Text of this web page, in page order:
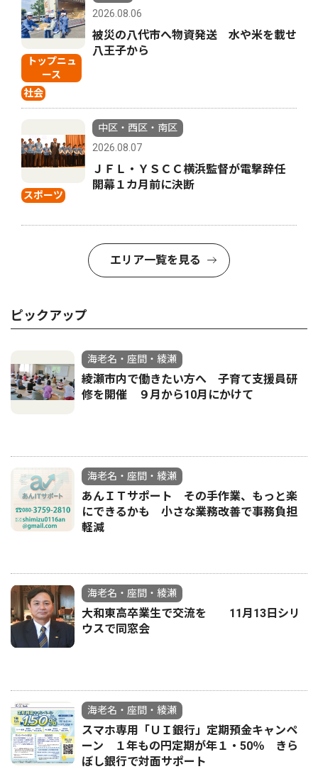
トップニュ
ース
社会
2026.08.06
被災の八代市へ物資発送 水や米を載せ
八王子から
スポーツ
中区・西区・南区
2026.08.07
ＪＦＬ・ＹＳＣＣ横浜監督が電撃辞任
開幕１カ月前に決断
エリア一覧を見る
ピックアップ
海老名・座間・綾瀬
綾瀬市内で働きたい方へ 子育て支援員研
修を開催 ９月から10月にかけて
海老名・座間・綾瀬
あんＩＴサポート その手作業、もっと楽
にできるかも 小さな業務改善で事務負担
軽減
海老名・座間・綾瀬
大和東高卒業生で交流を 11月13日シリ
ウスで同窓会
海老名・座間・綾瀬
スマホ専用「ＵＩ銀行」定期預金キャンペ
ーン １年もの円定期が年１・50％ きら
ぼし銀行で対面サポート